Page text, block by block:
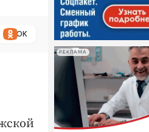
ОК
РЕКЛАМА